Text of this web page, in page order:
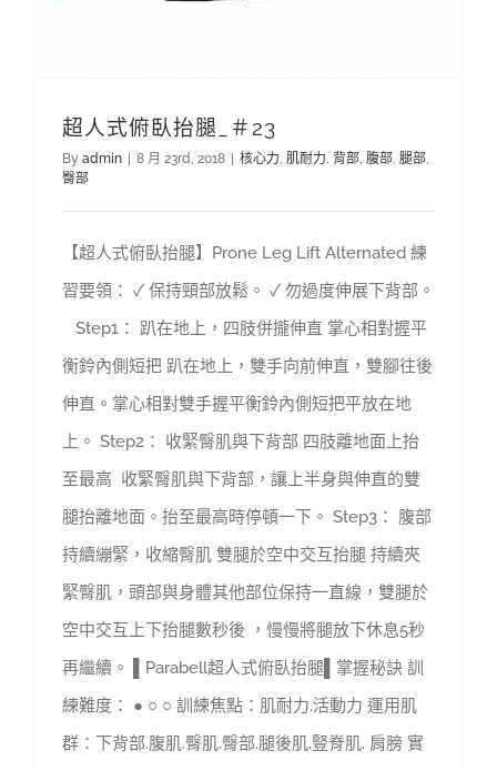
超人式俯臥抬腿_＃23
By admin 8 月 23rd, 2018 核心力, 肌耐力, 背部, 腹部, 腿部,
臀部
【超人式俯臥抬腿】Prone Leg Lift Alternated 練
習要領： ✓ 保持頸部放鬆。 ✓ 勿過度伸展下背部。
Step1： 趴在地上，四肢併攏伸直 掌心相對握平
衡鈴內側短把 趴在地上，雙手向前伸直，雙腳往後
伸直。掌心相對雙手握平衡鈴內側短把平放在地
上。 Step2： 收緊臀肌與下背部 四肢離地面上抬
至最高 收緊臀肌與下背部，讓上半身與伸直的雙
腿抬離地面。抬至最高時停頓一下。 Step3： 腹部
持續繃緊，收縮臀肌 雙腿於空中交互抬腿 持續夾
緊臀肌，頭部與身體其他部位保持一直線，雙腿於
空中交互上下抬腿數秒後 ，慢慢將腿放下休息5秒
再繼續。 ▌Parabell超人式俯臥抬腿▌掌握秘訣 訓
練難度： ● ○ ○ 訓練焦點：肌耐力.活動力 運用肌
群：下背部.腹肌.臀肌.臀部.腿後肌.豎脊肌. 肩膀 實